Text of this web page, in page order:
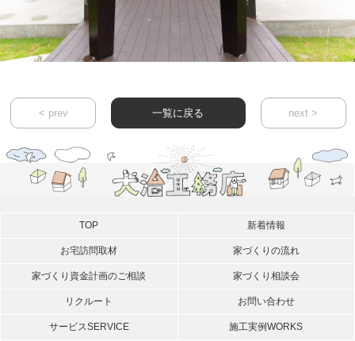
< prev next >
一覧に戻る
TOP 新着情報
お宅訪問取材 家づくりの流れ
家づくり資金計画のご相談 家づくり相談会
リクルート お問い合わせ
サービスSERVICE 施工実例WORKS